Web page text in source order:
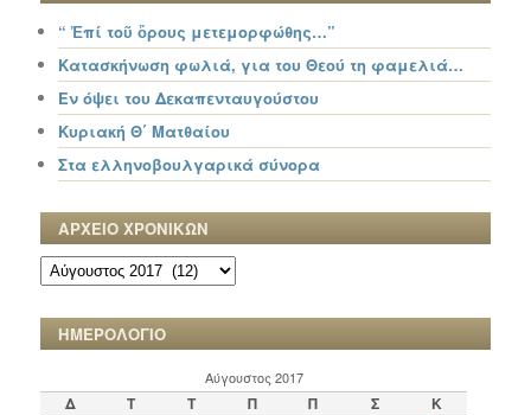
“ Ἐπί τοῦ ὄρους μετεμορφώθης…”
Κατασκήνωση φωλιά, για του Θεού τη φαμελιά…
Εν όψει του Δεκαπενταυγούστου
Κυριακή Θ΄ Ματθαίου
Στα ελληνοβουλγαρικά σύνορα
ΑΡΧΕΙΟ ΧΡΟΝΙΚΩΝ
ΑΡΧΕΙΟ
ΧΡΟΝΙΚΩΝ
ΗΜΕΡΟΛΟΓΙΟ
Αύγουστος 2017
Δ Τ Τ Π Π Σ Κ